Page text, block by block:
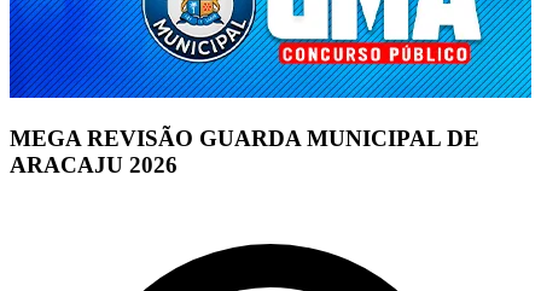
MEGA REVISÃO GUARDA MUNICIPAL DE
ARACAJU 2026